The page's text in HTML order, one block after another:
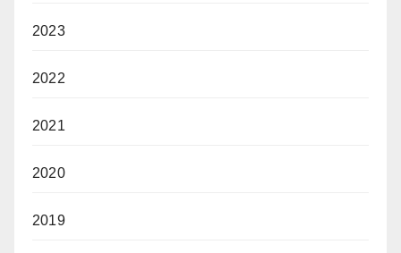
2023
2022
2021
2020
2019